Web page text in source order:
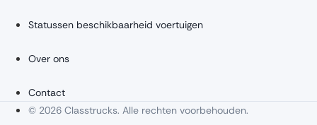
Statussen beschikbaarheid voertuigen
Over ons
Contact
© 2026 Classtrucks. Alle rechten voorbehouden.